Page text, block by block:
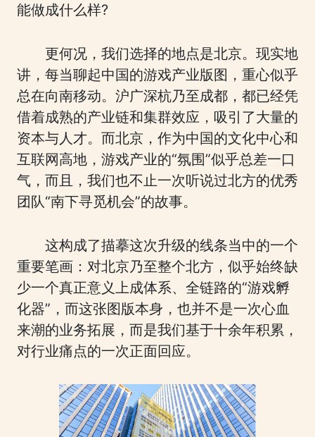
能做成什么样?
更何况，我们选择的地点是北京。现实地
讲，每当聊起中国的游戏产业版图，重心似乎
总在向南移动。沪广深杭乃至成都，都已经凭
借着成熟的产业链和集群效应，吸引了大量的
资本与人才。而北京，作为中国的文化中心和
互联网高地，游戏产业的“氛围”似乎总差一口
气，而且，我们也不止一次听说过北方的优秀
团队“南下寻觅机会”的故事。
这构成了描摹这次升级的线条当中的一个
重要笔画：对北京乃至整个北方，似乎始终缺
少一个真正意义上成体系、全链路的“游戏孵
化器”，而这张图版本身，也并不是一次心血
来潮的业务拓展，而是我们基于十余年积累，
对行业痛点的一次正面回应。